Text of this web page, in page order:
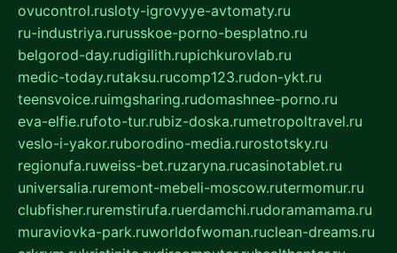
ovucontrol.rusloty-igrovyye-avtomaty.ru
ru-industriya.rurusskoe-porno-besplatno.ru
belgorod-day.rudigilith.rupichkurovlab.ru
medic-today.rutaksu.rucomp123.rudon-ykt.ru
teensvoice.ruimgsharing.rudomashnee-porno.ru
eva-elfie.rufoto-tur.rubiz-doska.rumetropoltravel.ru
veslo-i-yakor.ruborodino-media.rurostotsky.ru
regionufa.ruweiss-bet.ruzaryna.rucasinotablet.ru
universalia.ruremont-mebeli-moscow.rutermomur.ru
clubfisher.ruremstirufa.ruerdamchi.rudoramamama.ru
muraviovka-park.ruworldofwoman.ruclean-dreams.ru